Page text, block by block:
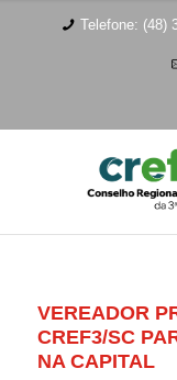
Telefone: (48)
VEREADOR
CREF3/SC
NA CAPITAL